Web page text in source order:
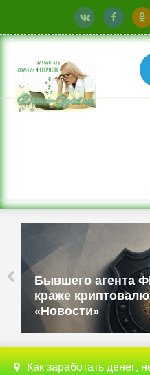
Бывшего агента
краже
«Новости»
Как заработать денег, не выходя